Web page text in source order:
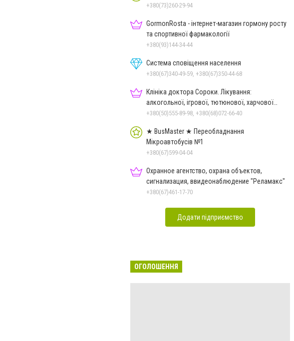
+380(73)260-29-94
GormonRosta - інтернет-магазин гормону росту
та спортивної фармакології
+380(93)144-34-44
Система сповіщення населення
+380(67)340-49-59, +380(67)350-44-68
Клініка доктора Сороки. Лікування:
алкогольної, ігрової, тютюнової, харчової
залежностей, неврозів т
+380(50)555-89-98, +380(68)072-66-40
★ BusMaster ★ Переобладнання
Мікроавтобусів №1
+380(67)599-04-04
Охранное агентство, охрана объектов,
сигнализация, ввидеонаблюдение "Реламакс"
+380(67)461-17-70
Додати підприємство
ОГОЛОШЕННЯ